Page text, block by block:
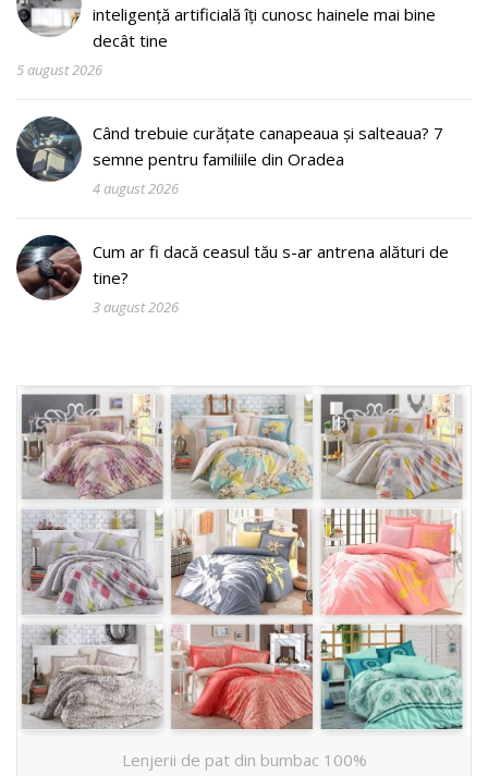
inteligență artificială îți cunosc hainele mai bine
decât tine
5 august 2026
Când trebuie curățate canapeaua și salteaua? 7
semne pentru familiile din Oradea
4 august 2026
Cum ar fi dacă ceasul tău s-ar antrena alături de
tine?
3 august 2026
Lenjerii de pat din bumbac 100%